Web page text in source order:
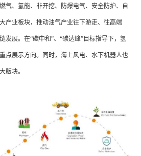
气、氢能、非开挖、防爆电气、安全防护、自
产业板块，推动油气产业往下游走、往高端
发展。在“碳中和”、“碳达峰”目标指导下，氢
点展示方向。同时，海上风电、水下机器人也
版块。